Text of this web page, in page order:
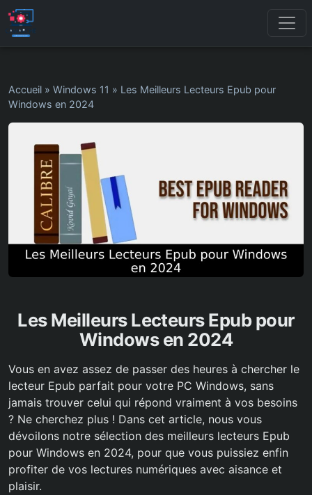
Accueil » Windows 11 » Les Meilleurs Lecteurs Epub pour
Windows en 2024
Les Meilleurs Lecteurs Epub pour
Windows en 2024
Vous en avez assez de passer des heures à chercher le
lecteur Epub parfait pour votre PC Windows, sans
jamais trouver celui qui répond vraiment à vos besoins
? Ne cherchez plus ! Dans cet article, nous vous
dévoilons notre sélection des meilleurs lecteurs Epub
pour Windows en 2024, pour que vous puissiez enfin
profiter de vos lectures numériques avec aisance et
plaisir.